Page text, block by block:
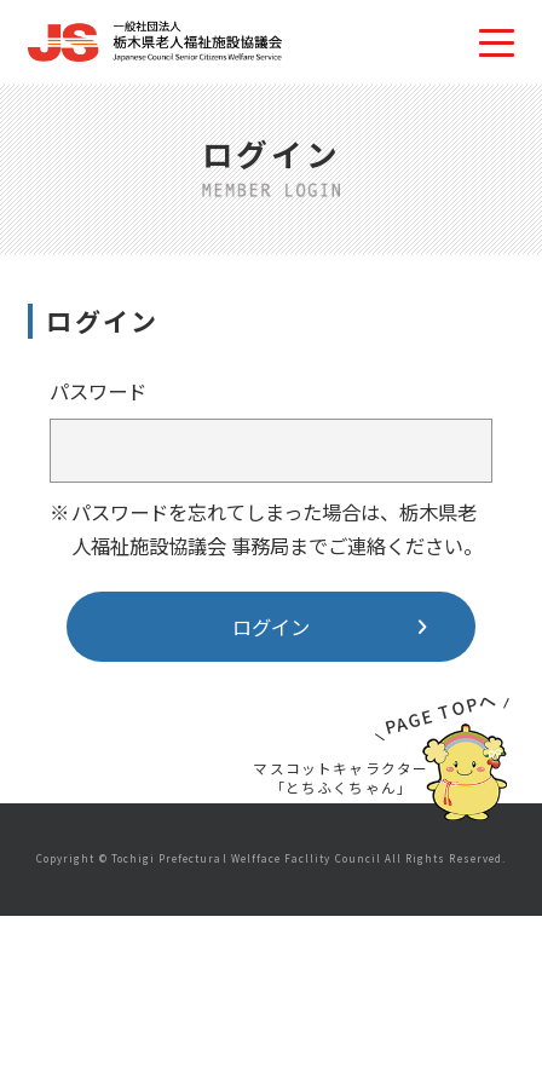
ログイン
ログイン
パスワード
パスワードを忘れてしまった場合は、栃木県老
人福祉施設協議会 事務局までご連絡ください。
ログイン
PAGE TOPへ
マスコットキャラクター
「とちふくちゃん」
Copyright © Tochigi Prefectural Welfface Facllity Council All Rights Reserved.